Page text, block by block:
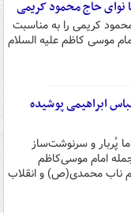
نوای حاج محمود کریمی
کریمی را به مناسبت
موسی کاظم علیه السلام
ابراهیمی پوشیده
پُربار و سرنوشت‌ساز
جمله امام موسی‌کاظم
ناب محمدی‌(ص) و انقلاب